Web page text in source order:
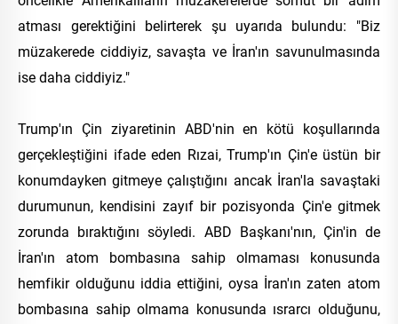
atması gerektiğini belirterek şu uyarıda bulundu: "Biz
müzakerede ciddiyiz, savaşta ve İran'ın savunulmasında
ise daha ciddiyiz."
Trump'ın Çin ziyaretinin ABD'nin en kötü koşullarında
gerçekleştiğini ifade eden Rızai, Trump'ın Çin'e üstün bir
konumdayken gitmeye çalıştığını ancak İran'la savaştaki
durumunun, kendisini zayıf bir pozisyonda Çin'e gitmek
zorunda bıraktığını söyledi. ABD Başkanı'nın, Çin'in de
İran'ın atom bombasına sahip olmaması konusunda
hemfikir olduğunu iddia ettiğini, oysa İran'ın zaten atom
bombasına sahip olmama konusunda ısrarcı olduğunu,